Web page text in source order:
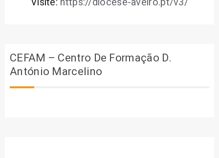
CEFAM – Centro De Formação D.
António Marcelino